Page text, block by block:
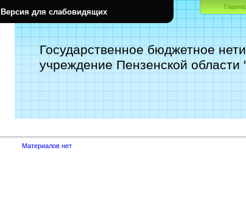
Версия для слабовидящих
Государственное бюджетное
учреждение Пензенской области
Материалов нет